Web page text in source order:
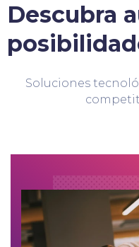
Descubra
Soluciones